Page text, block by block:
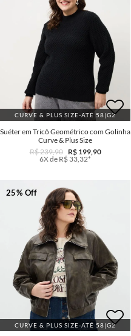
CURVE & PLUS SIZE-ATÉ 58|G2
Suéter em Tricô Geométrico com Golinha
Curve & Plus Size
R$ 239,90
R$ 199,90
6X de R$ 33,32*
CURVE & PLUS SIZE-ATÉ 58|G2
25% Off